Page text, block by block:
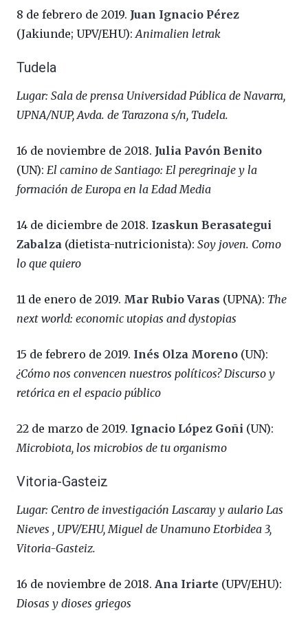
8 de febrero de 2019. Juan Ignacio Pérez
(Jakiunde; UPV/EHU): Animalien letrak
Tudela
Lugar: Sala de prensa Universidad Pública de Navarra,
UPNA/NUP, Avda. de Tarazona s/n, Tudela.
16 de noviembre de 2018. Julia Pavón Benito
(UN): El camino de Santiago: El peregrinaje y la
formación de Europa en la Edad Media
14 de diciembre de 2018. Izaskun Berasategui
Zabalza (dietista-nutricionista): Soy joven. Como
lo que quiero
11 de enero de 2019. Mar Rubio Varas (UPNA): The
next world: economic utopias and dystopias
15 de febrero de 2019. Inés Olza Moreno (UN):
¿Cómo nos convencen nuestros políticos? Discurso y
retórica en el espacio público
22 de marzo de 2019. Ignacio López Goñi (UN):
Microbiota, los microbios de tu organismo
Vitoria-Gasteiz
Lugar: Centro de investigación Lascaray y aulario Las
Nieves , UPV/EHU, Miguel de Unamuno Etorbidea 3,
Vitoria-Gasteiz.
16 de noviembre de 2018. Ana Iriarte (UPV/EHU):
Diosas y dioses griegos